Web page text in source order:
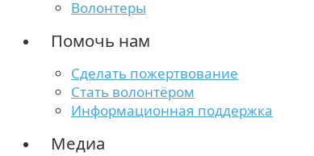
Волонтеры
Помочь нам
Сделать пожертвование
Стать волонтёром
Информационная поддержка
Медиа